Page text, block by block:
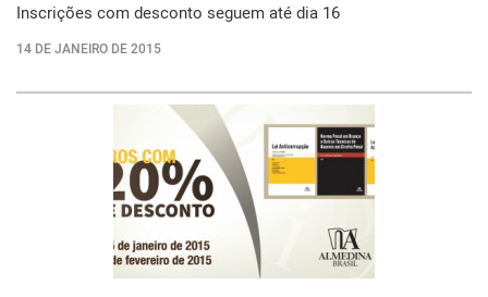
Inscrições com desconto seguem até dia 16
14 DE JANEIRO DE 2015